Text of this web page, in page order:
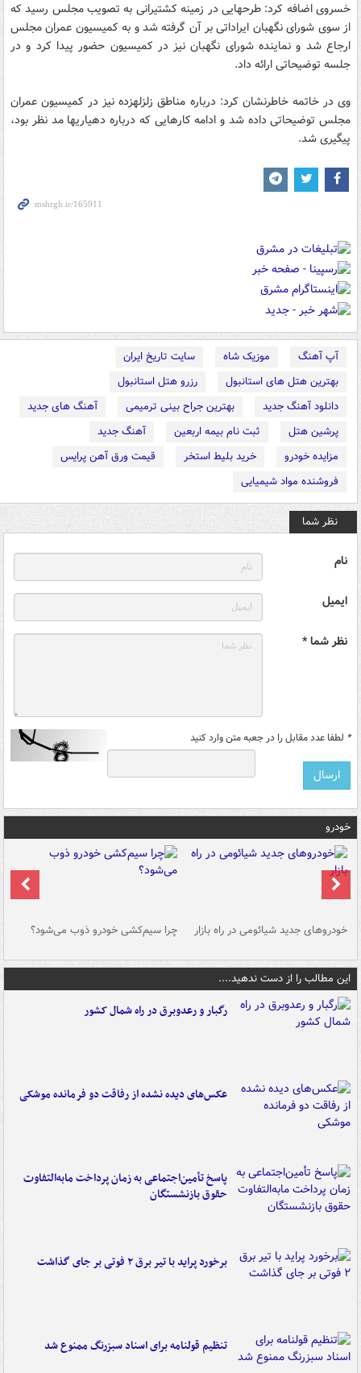
خسروی اضافه کرد: طرح‏هایی در زمینه‏ کشتیرانی به تصویب مجلس رسید که
از سوی شورای نگهبان ایراداتی بر آن گرفته شد و به کمیسیون عمران مجلس
ارجاع شد و نماینده شورای نگهبان نیز در کمیسیون حضور پیدا کرد و در
جلسه توضیحاتی ارائه داد.
وی در خاتمه خاطرنشان کرد: درباره مناطق زلزله‏زده نیز در کمیسیون عمران
مجلس توضیحاتی داده شد و ادامه کارهایی که درباره دهیاری‏ها مد نظر بود،
پیگیری شد.
آپ آهنگ موزیک شاه
سایت تاریخ ایران
بهترین هتل های استانبول
رزرو هتل استانبول
دانلود آهنگ جدید
بهترین جراح بینی ترمیمی
آهنگ های جدید
پرشین هتل
ثبت نام بیمه اربعین
آهنگ جدید
مزایده خودرو
خرید بلیط استخر
قیمت ورق آهن پرایس
فروشنده مواد شیمیایی
نظر شما
نام
ایمیل
نظر شما *
* لطفا عدد مقابل را در جعبه متن وارد کنید
خودرو
خودروهای جدید شیائومی در راه بازار چرا سیم‌کشی خودرو ذوب می‌شود؟
این مطالب را از دست ندهید....
رگبار و رعدوبرق در راه شمال کشور
عکس‌های دیده نشده از رفاقت دو فرمانده‌ موشکی
پاسخ تأمین‌اجتماعی به زمان پرداخت مابه‌التفاوت
حقوق بازنشستگان
برخورد پراید با تیر برق ۲ فوتی بر جای گذاشت
تنظیم قولنامه برای اسناد سبزرنگ ممنوع شد